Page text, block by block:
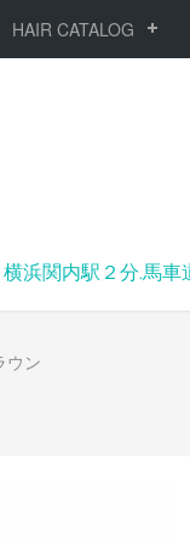
HAIR CATALOG
横浜関内駅２分.馬車
ウン